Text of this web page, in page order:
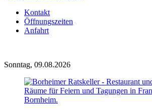
Kontakt
Öffnungszeiten
Anfahrt
Sonntag, 09.08.2026